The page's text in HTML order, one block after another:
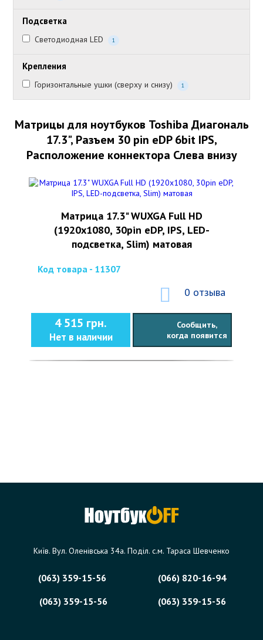
Подсветка
Светодиодная LED 1
Крепления
Горизонтальные ушки (сверху и снизу) 1
Матрицы для ноутбуков Toshiba Диагональ
17.3", Разъем 30 pin eDP 6bit IPS,
Расположение коннектора Слева внизу
Матрица 17.3" WUXGA Full HD
(1920x1080, 30pin eDP, IPS, LED-
подсветка, Slim) матовая
Код товара - 11307
0 отзыва
4 515 грн.
Нет в наличии
Сообщить,
когда появится
Київ. Вул. Оленівська 34а. Поділ. с.м. Тараса Шевченко
(063) 359-15-56
(066) 820-16-94
(063) 359-15-56
(063) 359-15-56